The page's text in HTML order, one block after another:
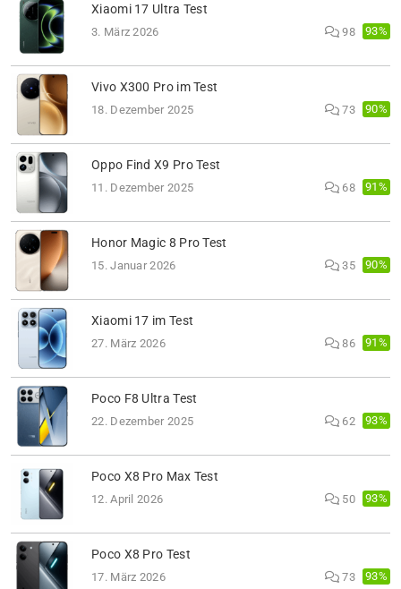
Xiaomi 17 Ultra Test
3. März 2026 98 93%
Vivo X300 Pro im Test
18. Dezember 2025 73 90%
Oppo Find X9 Pro Test
11. Dezember 2025 68 91%
Honor Magic 8 Pro Test
15. Januar 2026 35 90%
Xiaomi 17 im Test
27. März 2026 86 91%
Poco F8 Ultra Test
22. Dezember 2025 62 93%
Poco X8 Pro Max Test
12. April 2026 50 93%
Poco X8 Pro Test
17. März 2026 73 93%